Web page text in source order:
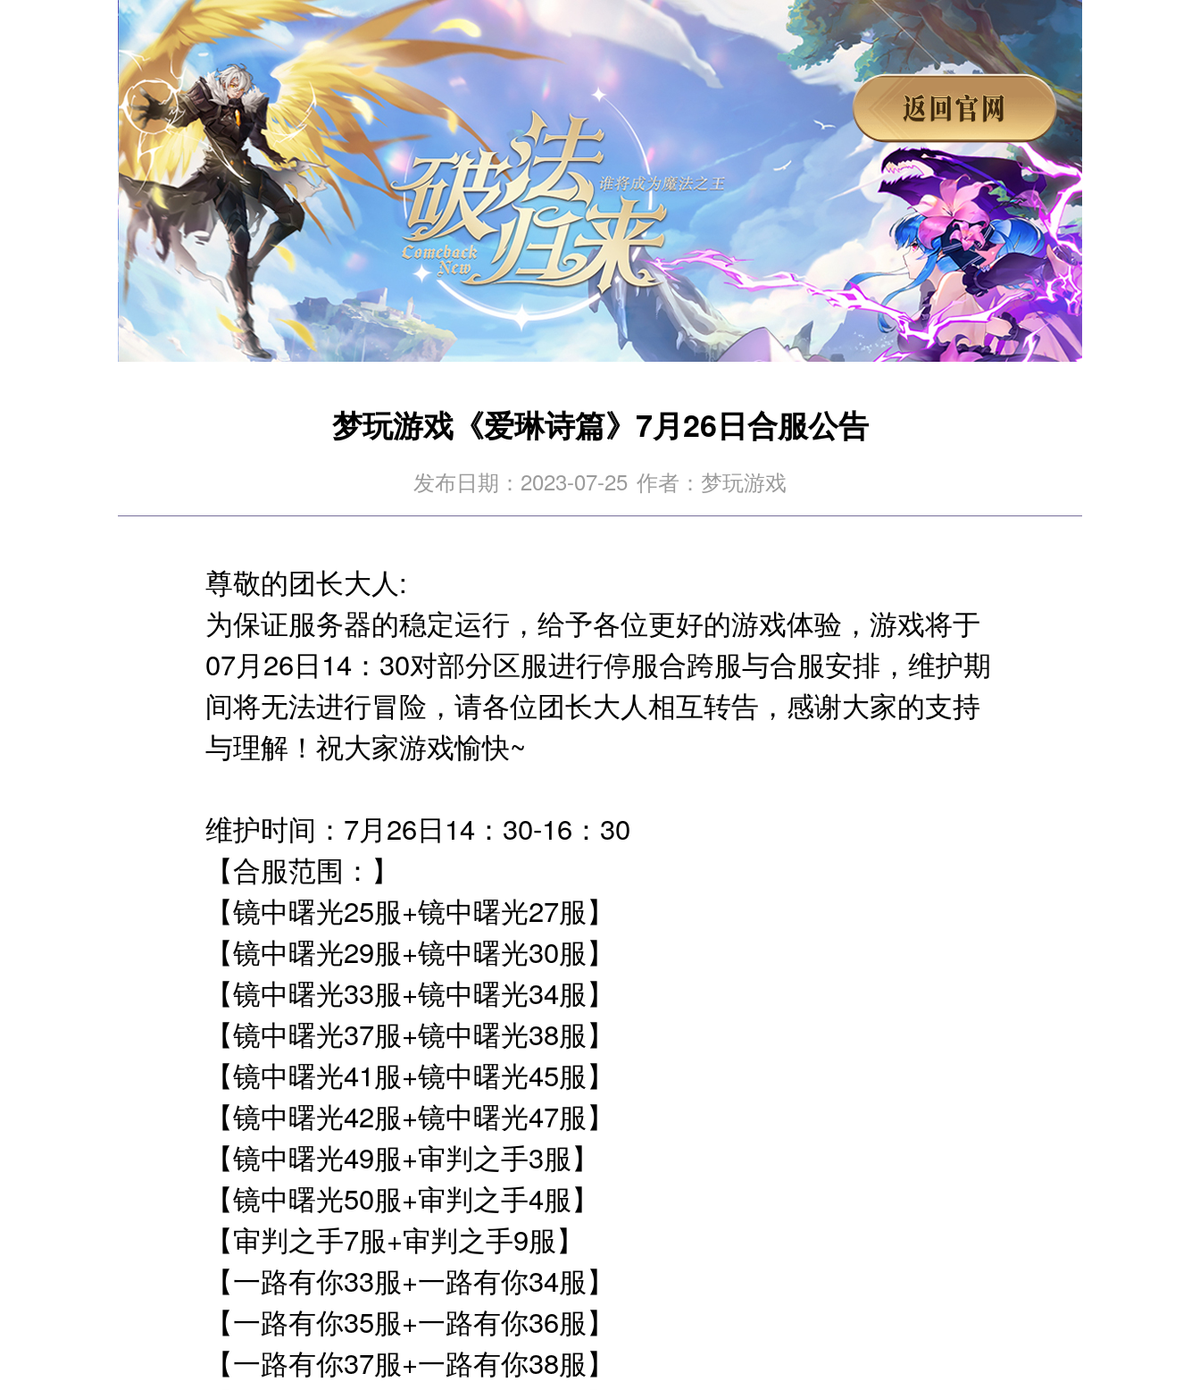
梦玩游戏《爱琳诗篇》7月26日合服公告
发布日期：2023-07-25 作者：梦玩游戏
尊敬的团长大人:
为保证服务器的稳定运行，给予各位更好的游戏体验，游戏将于
07月26日14：30对部分区服进行停服合跨服与合服安排，维护期
间将无法进行冒险，请各位团长大人相互转告，感谢大家的支持
与理解！祝大家游戏愉快~
维护时间：7月26日14：30-16：30
【合服范围：】
【镜中曙光25服+镜中曙光27服】
【镜中曙光29服+镜中曙光30服】
【镜中曙光33服+镜中曙光34服】
【镜中曙光37服+镜中曙光38服】
【镜中曙光41服+镜中曙光45服】
【镜中曙光42服+镜中曙光47服】
【镜中曙光49服+审判之手3服】
【镜中曙光50服+审判之手4服】
【审判之手7服+审判之手9服】
【一路有你33服+一路有你34服】
【一路有你35服+一路有你36服】
【一路有你37服+一路有你38服】